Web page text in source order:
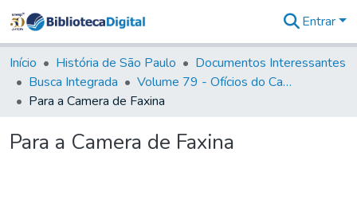
&
Coleções
Tudo na
Biblioteca
Estatísticas
Entrar
Início História de São Paulo
Documentos Interessantes
Busca Integrada
Volume 79 - Ofícios do Capitão General Martim Lopes Lobo de Saldanha (1777)
Para a Camera de Faxina
Para a Camera de Faxina